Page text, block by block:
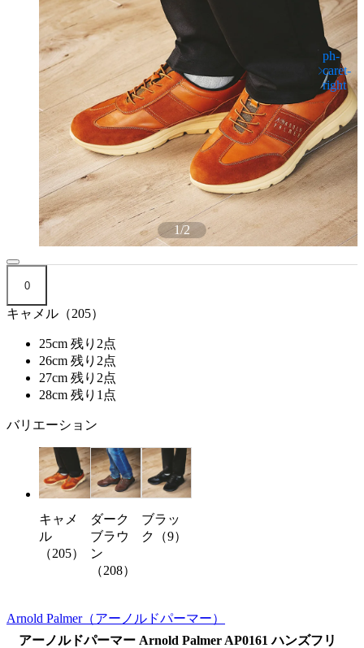
1/2
0
キャメル（205）
25cm 残り2点
26cm 残り2点
27cm 残り2点
28cm 残り1点
バリエーション
キャメ
ル
（205）
ダーク
ブラウ
ン
（208）
ブラッ
ク（9）
Arnold Palmer（アーノルドパーマー）
アーノルドパーマー Arnold Palmer AP0161 ハンズフリ